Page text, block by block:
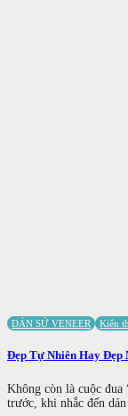
DÁN SỨ VENEER Kiến
Đẹp Tự Nhiên Hay Đẹp
Không còn là cuộc đua
trước, khi nhắc đến